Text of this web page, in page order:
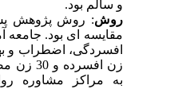
و سالم بود.
روش: روش پژوهش پس
مقایسه ای بود. جامعه
به مراکز مشاوره